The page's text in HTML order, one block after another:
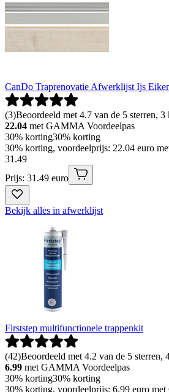
CanDo Traprenovatie Afwerklijst Ijs
(3)Beoordeeld met 4.7 van de 5 sterren,
22.04 met GAMMA Voordeelpas
30% korting30% korting
30% korting, voordeelprijs: 22.04 euro
31 .49
Prijs: 31.49 euro
Bekijk alles in afwerklijst
Firststep multifunctionele trappenkit
(42)Beoordeeld met 4.2 van de 5 sterren,
6.99 met GAMMA Voordeelpas
30% korting30% korting
30% korting, voordeelprijs: 6.99 euro